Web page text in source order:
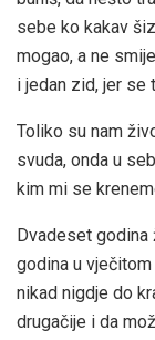
sebe ko kakav
mogao, a ne
i jedan zid, jer se
Toliko su nam
svuda, onda u
kim mi se
Dvadeset godina
godina u
nikad nigdje do
drugačije i da